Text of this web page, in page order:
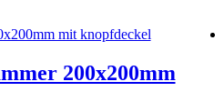
200x200mm